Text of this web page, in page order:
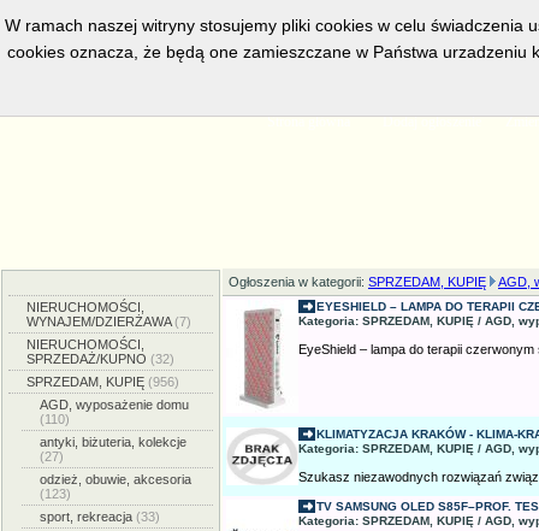
w bieżacej chwili posiadamy 5557aktywnych ogłoszeń, serwis
Strona główna Dodaj ogłoszenie
NIERUCHOMOŚCI,
WYNAJEM/DZIERŻAWA(7)
NIERUCHOMOŚCI,
SPRZEDAŻ/KUPNO (32)
SPRZEDAM, KUPIĘ (956)
AGD, wyposażenie domu
(110)
antyki, biżuteria, kolekcje
(27)
odzież, obuwie, akcesoria
(123)
sport, rekreacja (33)
Ogłoszenia w kategorii: SPRZEDAM, KUPIĘ AGD,
EYESHIELD – LAMPA DO TERAPII
Kategoria: SPRZEDAM, KUPIĘ / AGD,
EyeShield – lampa do terapii czerwonym
KLIMATYZACJA KRAKÓW - KLIMA-
Kategoria: SPRZEDAM, KUPIĘ / AGD,
Szukasz niezawodnych rozwiązań
TV SAMSUNG OLED S85F–PROF.
Kategoria: SPRZEDAM, KUPIĘ / AGD,
W ramach naszej witryny stosujemy pliki cookies w celu świadczenia
cookies oznacza, że będą one zamieszczane w Państwa